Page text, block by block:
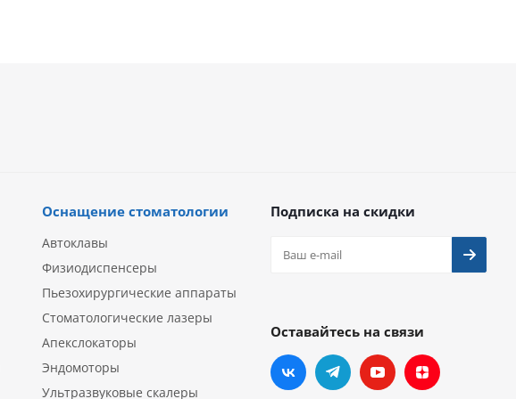
Оснащение стоматологии
Автоклавы
Физиодиспенсеры
Пьезохирургические аппараты
Стоматологические лазеры
Апекслокаторы
Эндомоторы
Ультразвуковые скалеры
Подписка на скидки
Оставайтесь на связи